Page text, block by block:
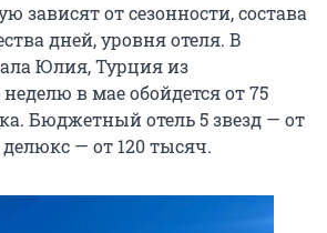
зависят от сезонности, состава
дней, уровня отеля. В
Юлия, Турция из
в мае обойдется от 75
Бюджетный отель 5 звезд — от
делюкс — от 120 тысяч.